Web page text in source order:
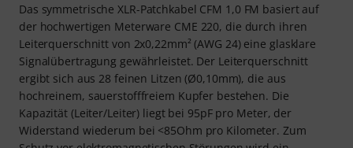
Das symmetrische XLR-Patchkabel CFM 1,0 FM basiert auf
der hochwertigen Meterware CME 220, die durch ihren
Leiterquerschnitt von 2x0,22mm² (AWG 24) eine glasklare
Signalübertragung gewährleistet. Der Leiterquerschnitt
ergibt sich aus 28 feinen Litzen (Ø0,10mm), die aus
hochreinem, sauerstofffreiem Kupfer bestehen. Die
Kapazität (Leiter/Leiter) liegt bei 95pF pro Meter, der
Widerstand wiederum bei <85Ohm pro Kilometer. Zum